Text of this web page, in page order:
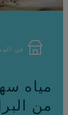
في
مياه
من